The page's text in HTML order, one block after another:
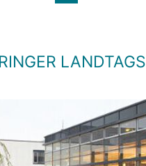
LANDTAGS